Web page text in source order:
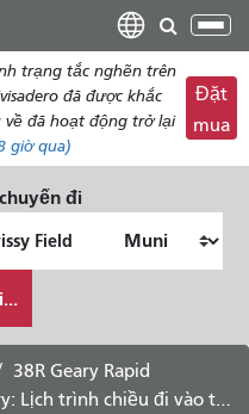
trạng tắc nghẽn trên
đã được khắc
về đã hoạt động trở lại
giờ qua)
Đặt
mua
đi
38R Geary Rapid
chiều đi vào trung tâm thành phố